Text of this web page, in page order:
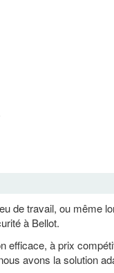
de travail, ou même
à Bellot.
efficace, à prix
avons la solution